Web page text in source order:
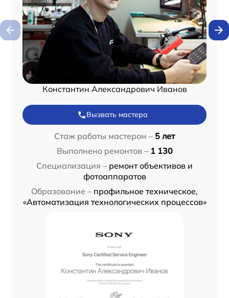
Константин Александрович Иванов
Вызвать мастера
Стаж работы мастером – 5 лет
Выполнено ремонтов – 1 130
Специализация – ремонт объективов и
фотоаппаратов
Образование – профильное техническое,
«Автоматизация технологических процессов»